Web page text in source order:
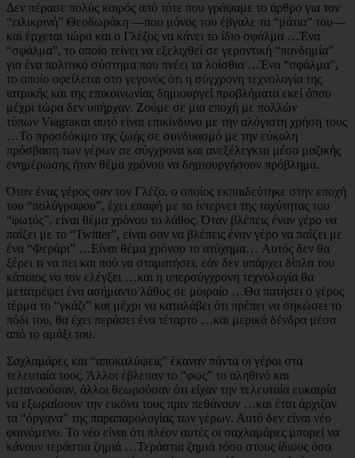
Δεν πέρασε πολύς καιρός από τότε που γράψαμε το άρθρο για τον
“ειλικρινή” Θεοδωράκη —που μόνος του έβγαλε τα “μάτια” του—
και έρχεται τώρα και ο Γλέζος να κάνει το ίδιο σφάλμα …Ένα
“σφάλμα”, το οποίο τείνει να εξελιχθεί σε γεροντική “πανδημία”
για ένα πολιτικό σύστημα που πνέει τα λοίσθια …Ένα “σφάλμα”,
το οποίο οφείλεται στο γεγονός ότι η σύγχρονη τεχνολογία της
ιατρικής και της επικοινωνίας δημιουργεί προβλήματα εκεί όπου
μέχρι τώρα δεν υπήρχαν. Ζούμε σε μια εποχή με πολλών
τύπων Viagraκαι αυτό είναι επικίνδυνο με την αλόγιστη χρήση τους
…Το προσδόκιμο της ζωής σε συνδυασμό με την εύκολη
πρόσβαση των γέρων σε σύγχρονα και ανεξέλεγκτα μέσα μαζικής
ενημέρωσης ήταν θέμα χρόνου να δημιουργήσουν πρόβλημα.
Όταν ένας γέρος σαν τον Γλέζο, ο οποίος εκπαιδεύτηκε στην εποχή
του “πολύγραφου”, έχει επαφή με το ίντερνετ της ταχύτητας του
“φωτός”, είναι θέμα χρόνου το λάθος. Όταν βλέπεις έναν γέρο να
παίζει με το “Twitter”, είναι σαν να βλέπεις έναν γέρο να παίζει με
ένα “Φεράρι” …Είναι θέμα χρόνου το ατύχημα… Αυτός δεν θα
ξέρει τι να πει και πού να σταματήσει, εάν δεν υπάρχει δίπλα του
κάποιος να τον ελέγξει …και η υπερσύγχρονη τεχνολογία θα
μετατρέψει ένα ασήμαντο λάθος σε μοιραίο …Θα πατήσει ο γέρος
τέρμα το “γκάζι” και μέχρι να καταλάβει ότι πρέπει να σηκώσει το
πόδι του, θα έχει περάσει ένα τέταρτο …και μερικά δένδρα μέσα
από το αμάξι του.
Σαχλαμάρες και “αποκαλύψεις” έκαναν πάντα οι γέροι στα
τελευταία τους. Άλλοι έβλεπαν το “φως” το αληθινό και
μετανοούσαν, άλλοι θεωρούσαν ότι είχαν την τελευταία ευκαιρία
να εξωραΐσουν την εικόνα τους πριν πεθάνουν …και έτσι άρχιζαν
τα “όργανα” της παραπαρολογίας των γέρων. Αυτό δεν είναι νέο
φαινόμενο. Το νέο είναι ότι πλέον αυτές οι σαχλαμάρες μπορεί να
κάνουν τεράστια ζημιά …Τεράστια ζημιά τόσο στους ίδιους όσο